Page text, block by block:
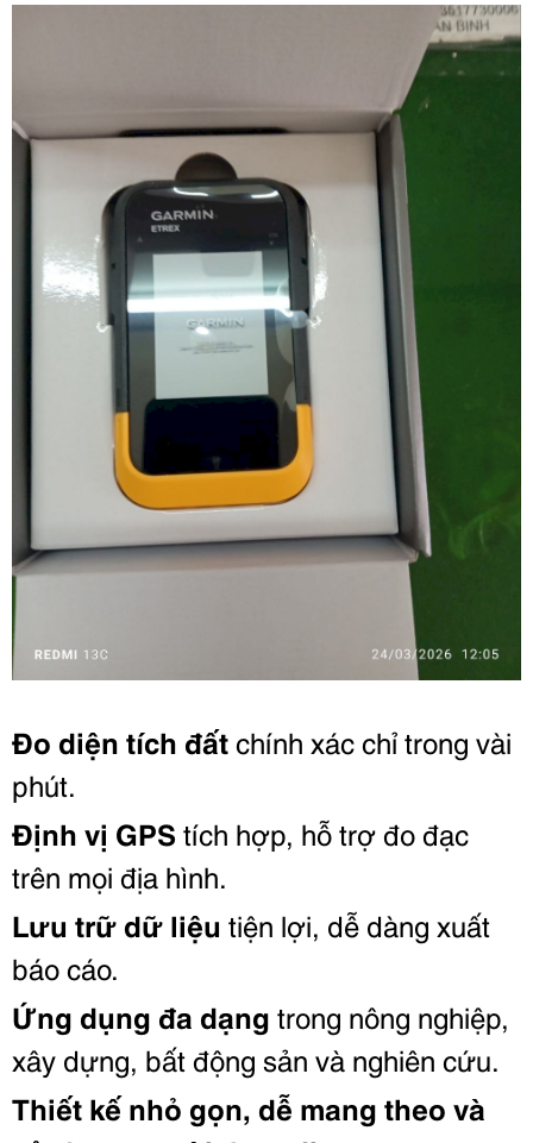
Đo diện tích đấtchính xác chỉ trong vài
phút.
Định vị GPS tích hợp, hỗ trợ đo đạc
trên mọi địa hình.
Lưu trữ dữ liệu tiện lợi, dễ dàng xuất
báo cáo.
Ứng dụng đa dạng trong nông nghiệp,
xây dựng, bất động sản và nghiên cứu.
Thiết kế nhỏ gọn, dễ mang theo và